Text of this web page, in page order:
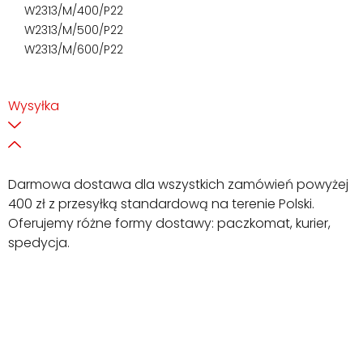
W2313/M/400/P22
W2313/M/500/P22
W2313/M/600/P22
Wysyłka
Darmowa dostawa dla wszystkich zamówień powyżej
400 zł z przesyłką standardową na terenie Polski.
Oferujemy różne formy dostawy: paczkomat, kurier,
spedycja.